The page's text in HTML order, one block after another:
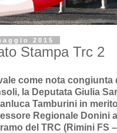
2015
Stampa Trc 2
come nota congiunta
la Deputata Giulia
Tamburini in
Regionale Donini
del TRC (Rimini FS